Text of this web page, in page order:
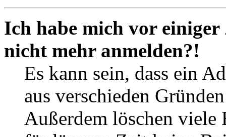
Ich habe mich vor
nicht mehr anmelden?!
Es kann sein, dass ein
aus verschieden
Außerdem löschen viele